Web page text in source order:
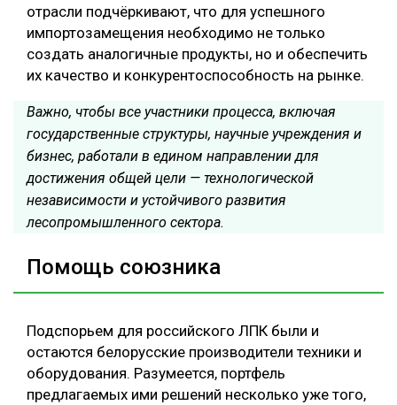
отрасли подчёркивают, что для успешного
импортозамещения необходимо не только
создать аналогичные продукты, но и обеспечить
их качество и конкурентоспособность на рынке.
Важно, чтобы все участники процесса, включая
государственные структуры, научные учреждения и
бизнес, работали в едином направлении для
достижения общей цели — технологической
независимости и устойчивого развития
лесопромышленного сектора.
Помощь союзника
Подспорьем для российского ЛПК были и
остаются белорусские производители техники и
оборудования. Разумеется, портфель
предлагаемых ими решений несколько уже того,